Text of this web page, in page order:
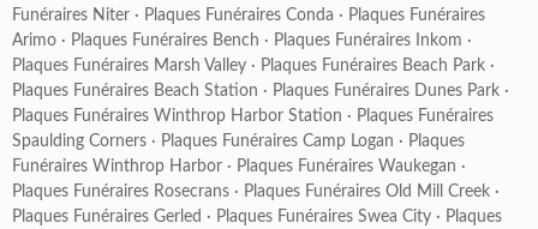
Funéraires Niter · Plaques Funéraires Conda · Plaques Funéraires
Arimo · Plaques Funéraires Bench · Plaques Funéraires Inkom ·
Plaques Funéraires Marsh Valley · Plaques Funéraires Beach Park ·
Plaques Funéraires Beach Station · Plaques Funéraires Dunes Park ·
Plaques Funéraires Winthrop Harbor Station · Plaques Funéraires
Spaulding Corners · Plaques Funéraires Camp Logan · Plaques
Funéraires Winthrop Harbor · Plaques Funéraires Waukegan ·
Plaques Funéraires Rosecrans · Plaques Funéraires Old Mill Creek ·
Plaques Funéraires Gerled · Plaques Funéraires Swea City · Plaques